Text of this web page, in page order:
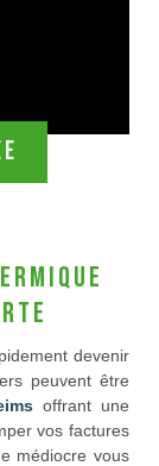
devenir
peuvent être
offrant une
vos factures
médiocre vous